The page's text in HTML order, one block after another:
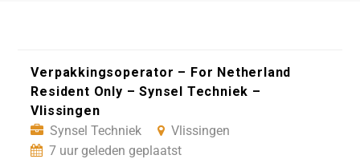
Verpakkingsoperator – For Netherland
Resident Only – Synsel Techniek –
Vlissingen
Synsel Techniek
Vlissingen
7 uur geleden geplaatst